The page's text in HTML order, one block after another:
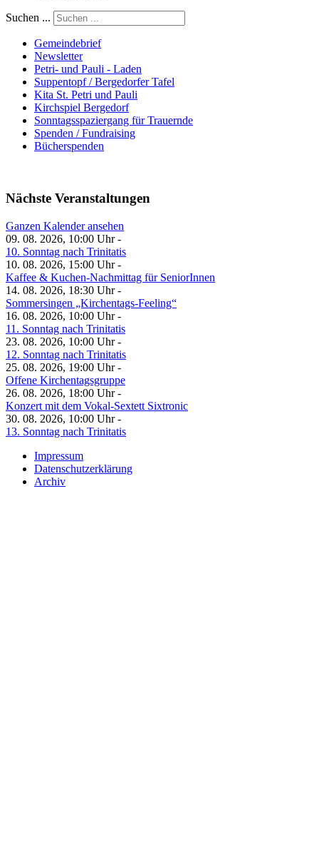
Suchen ...
Gemeindebrief
Newsletter
Petri- und Pauli - Laden
Suppentopf / Bergedorfer Tafel
Kita St. Petri und Pauli
Kirchspiel Bergedorf
Sonntagsspaziergang für Trauernde
Spenden / Fundraising
Bücherspenden
Nächste Veranstaltungen
Ganzen Kalender ansehen
09. 08. 2026, 10:00 Uhr -
10. Sonntag nach Trinitatis
10. 08. 2026, 15:00 Uhr -
Kaffee & Kuchen-Nachmittag für SeniorInnen
14. 08. 2026, 18:30 Uhr -
Sommersingen „Kirchentags-Feeling“
16. 08. 2026, 10:00 Uhr -
11. Sonntag nach Trinitatis
23. 08. 2026, 10:00 Uhr -
12. Sonntag nach Trinitatis
25. 08. 2026, 19:00 Uhr -
Offene Kirchentagsgruppe
26. 08. 2026, 18:00 Uhr -
Konzert mit dem Vokal-Sextett Sixtronic
30. 08. 2026, 10:00 Uhr -
13. Sonntag nach Trinitatis
Impressum
Datenschutzerklärung
Archiv